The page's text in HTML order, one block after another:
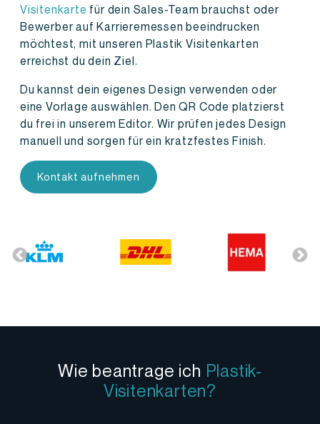
Visitenkarte für dein Sales-Team brauchst oder
Bewerber auf Karrieremessen beeindrucken
möchtest, mit unseren Plastik Visitenkarten
erreichst du dein Ziel.
Du kannst dein eigenes Design verwenden oder
eine Vorlage auswählen. Den QR Code platzierst
du frei in unserem Editor. Wir prüfen jedes Design
manuell und sorgen für ein kratzfestes Finish.
Kontakt aufnehmen
Wie beantrage ich Plastik-
Visitenkarten?